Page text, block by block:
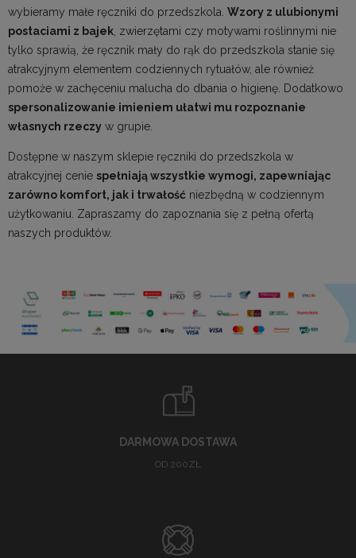
wybieramy małe ręczniki do przedszkola. Wzory z ulubionymi
postaciami z bajek , zwierzętami czy motywami roślinnymi nie
tylko sprawią, że ręcznik mały do rąk do przedszkola stanie się
atrakcyjnym elementem codziennych rytuałów, ale również
pomoże w zachęceniu malucha do dbania o higienę. Dodatkowo
spersonalizowanie imieniem ułatwi mu rozpoznanie
własnych rzeczy w grupie.
Dostępne w naszym sklepie ręczniki do przedszkola w
atrakcyjnej cenie spełniają wszystkie wymogi, zapewniając
zarówno komfort, jak i trwałość niezbędną w codziennym
użytkowaniu. Zapraszamy do zapoznania się z pełną ofertą
naszych produktów.
DARMOWA DOSTAWA
OD 200ZŁ